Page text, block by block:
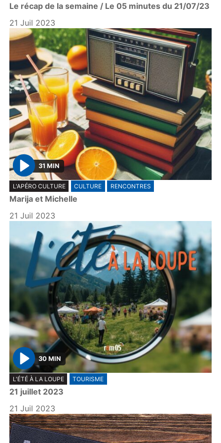
a
y
Le récap de la semaine / Le 05 minutes du 21/07/23
21 Juil 2023
P
l
a
y
31 MIN
L'APÉRO CULTURE CULTURE RENCONTRES
Marija et Michelle
21 Juil 2023
P
l
a
y
30 MIN
L'ÉTÉ À LA LOUPE TOURISME
21 juillet 2023
21 Juil 2023